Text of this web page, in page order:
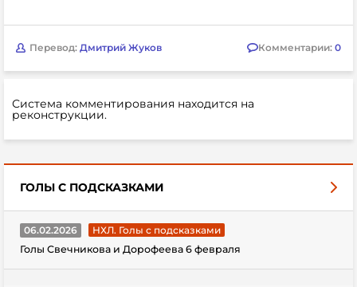
Перевод: Дмитрий Жуков Комментарии: 0
Система комментирования находится на
реконструкции.
ГОЛЫ С ПОДСКАЗКАМИ
06.02.2026
НХЛ. Голы с подсказками
Голы Свечникова и Дорофеева 6 февраля